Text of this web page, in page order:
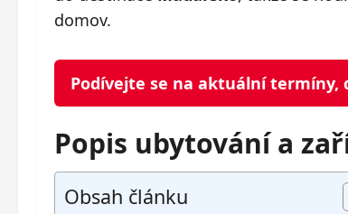
domov.
Podívejte se na aktuální termíny,
Popis ubytování a
Obsah článku